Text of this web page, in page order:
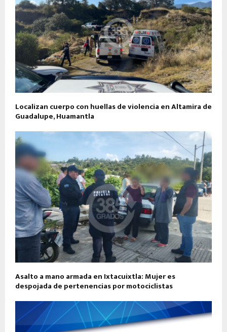
Localizan cuerpo con huellas de violencia en Altamira de
Guadalupe, Huamantla
Asalto a mano armada en Ixtacuixtla: Mujer es
despojada de pertenencias por motociclistas